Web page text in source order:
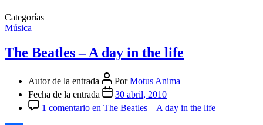
Categorías
Música
The Beatles – A day in the life
Autor de la entrada PorMotus Anima
Fecha de la entrada
30 abril, 2010
1 comentario en The Beatles – A day in the life